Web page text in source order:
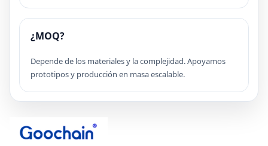
¿MOQ?
Depende de los materiales y la complejidad. Apoyamos
prototipos y producción en masa escalable.